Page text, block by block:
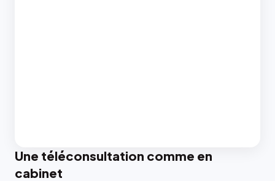
Une téléconsultation comme en
cabinet